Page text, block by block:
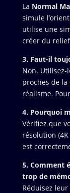
La Normal
simule
utilise une
créer du
3. Faut-il
Non.
proches de
réalisme.
4. Pourquoi
Vérifiez que
résolution
est
5. Comment
trop de
Réduisez